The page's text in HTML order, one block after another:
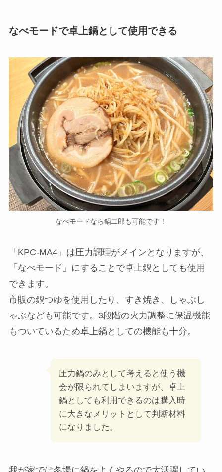
なべモードで卓上鍋として使用できる
なべモードなら鍋二郎も可能です！
「KPC-MA4」は圧力調理がメインとなりますが、
「なべモード」にすることで卓上鍋としても使用
できます。
市販の鍋つゆを使用したり、すき焼き、しゃぶし
ゃぶなども可能です。3段階の火力調整に保温機能
もついているため卓上鍋としての機能も十分。
圧力鍋のみとして考えると使う機
会が限られてしまいますが、卓上
鍋としても利用できるのは購入時
に大きなメリットとして判断材料
になりました。